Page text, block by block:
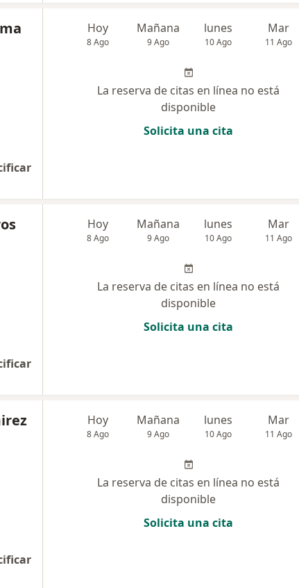
Hoy
8 Ago
Mañana
9 Ago
lunes
10 Ago
Mar
11 Ago
La reserva de citas en línea no está
disponible
Solicita una cita
Hoy
8 Ago
Mañana
9 Ago
lunes
10 Ago
Mar
11 Ago
La reserva de citas en línea no está
disponible
Solicita una cita
Hoy
8 Ago
Mañana
9 Ago
lunes
10 Ago
Mar
11 Ago
La reserva de citas en línea no está
disponible
Solicita una cita